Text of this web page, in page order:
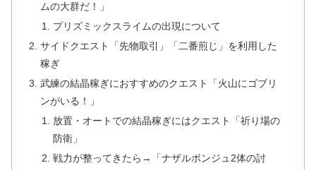
ムの大群だ！」
プリズミックスライムの出現について
サイドクエスト「先物取引」「二番煎じ」を利用した
稼ぎ
武練の結晶稼ぎにおすすめのクエスト「火山にゴブリ
ンがいる！」
放置・オートでの結晶稼ぎにはクエスト「祈り場の
防衛」
戦力が整ってきたら→「ナザルボンジュ2体の討